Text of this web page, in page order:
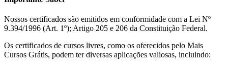
Nossos certificados são emitidos em conformidade com a Lei Nº
9.394/1996 (Art. 1º); Artigo 205 e 206 da Constituição Federal.
Os certificados de cursos livres, como os oferecidos pelo Mais
Cursos Grátis, podem ter diversas aplicações valiosas, incluindo: